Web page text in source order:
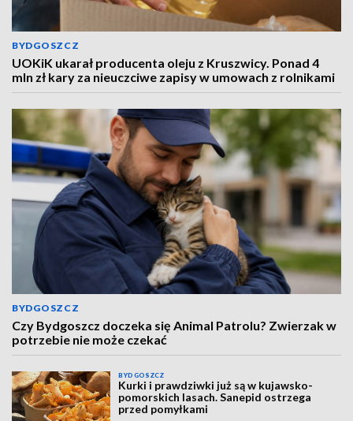
BYDGOSZCZ
UOKiK ukarał producenta oleju z Kruszwicy. Ponad 4
mln zł kary za nieuczciwe zapisy w umowach z rolnikami
BYDGOSZCZ
Czy Bydgoszcz doczeka się Animal Patrolu? Zwierzak w
potrzebie nie może czekać
BYDGOSZCZ
Kurki i prawdziwki już są w kujawsko-
pomorskich lasach. Sanepid ostrzega
przed pomyłkami